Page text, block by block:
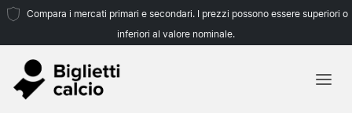
Compara i mercati primari e secondari. I prezzi possono essere superiori o
inferiori al valore nominale.